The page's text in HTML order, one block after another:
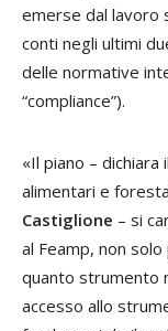
emerse dal lavoro
conti negli ultimi
delle normative
“compliance”).
«Il piano –
alimentari e
Castiglione – si
al Feamp, non
quanto strumento
accesso allo